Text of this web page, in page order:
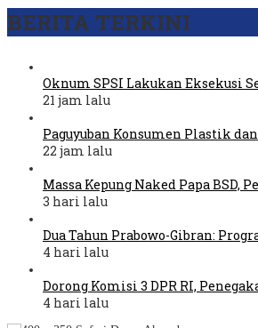
BERITA TERKINI
Oknum SPSI Lakukan Eksekusi
21 jam lalu
Paguyuban Konsumen Plastik
22 jam lalu
Massa Kepung Naked Papa BSD,
3 hari lalu
Dua Tahun Prabowo-Gibran:
4 hari lalu
Dorong Komisi 3 DPR RI,
4 hari lalu